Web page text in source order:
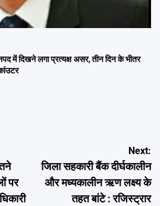
में दिखने लगा प्रत्यक्ष असर, तीन दिन के भीतर
पर
Next:
जिला सहकारी बैंक दीर्घकालीन
और मध्यकालीन ऋण लक्ष्य के
तहत बांटे : रजिस्ट्रार